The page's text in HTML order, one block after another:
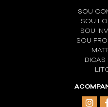
SOU
SOU
SOU
SOU
DICAS